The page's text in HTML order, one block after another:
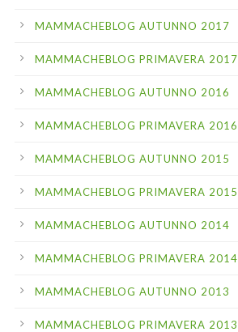
MAMMACHEBLOG AUTUNNO 2017
MAMMACHEBLOG PRIMAVERA 2017
MAMMACHEBLOG AUTUNNO 2016
MAMMACHEBLOG PRIMAVERA 2016
MAMMACHEBLOG AUTUNNO 2015
MAMMACHEBLOG PRIMAVERA 2015
MAMMACHEBLOG AUTUNNO 2014
MAMMACHEBLOG PRIMAVERA 2014
MAMMACHEBLOG AUTUNNO 2013
MAMMACHEBLOG PRIMAVERA 2013